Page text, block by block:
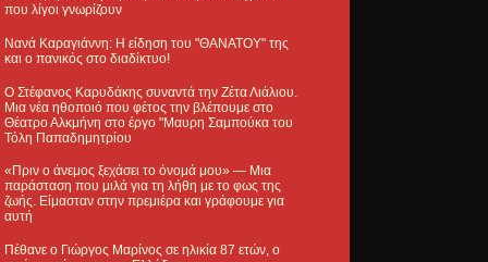
που λίγοι γνωρίζουν
Νανά Καραγιάννη: Η είδηση του "ΘΑΝΑΤΟΥ" της
και ο πανικός στο διαδίκτυο!
Ο Στέφανος Καρυδάκης συναντά την Ζέτα Λιάλιου.
Μια νέα ηθοποιό που φέτος την βλέπουμε στο
Θέατρο Αλκμήνη στο έργο "Μαυρη Σαμπούκα του
Τόλη Παπαδημητρίου
«Πριν ο άνεμος ξεχάσει το όνομά μου» — Μια
παράσταση που μιλά για τη λήθη με το φως της
ζωής. Είμασταν στην πρεμιέρα και γράφουμε για
αυτή
Πέθανε ο Γιώργος Μαρίνος σε ηλικία 87 ετών, ο